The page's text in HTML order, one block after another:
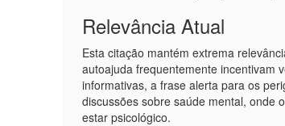
Relevância Atual
Esta citação mantém extrema
autoajuda frequentemente incentivam
informativas, a frase alerta para os
discussões sobre saúde mental, onde
estar psicológico.